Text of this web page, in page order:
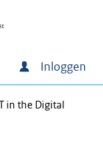
Inloggen
in the Digital